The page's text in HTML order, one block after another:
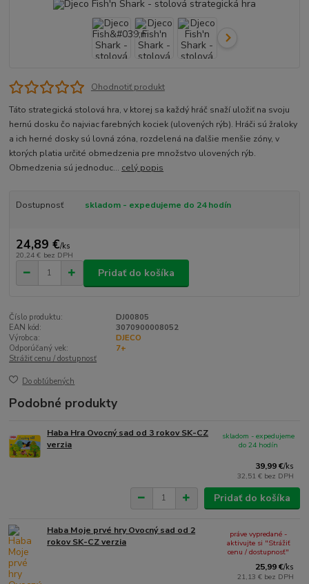
Ohodnotiť produkt
Táto strategická stolová hra, v ktorej sa každý hráč snaží uložiť na svoju
hernú dosku čo najviac farebných kociek (ulovených rýb). Hráči sú žraloky
a ich herné dosky sú lovná zóna, rozdelená na ďalšie menšie zóny, v
ktorých platia určité obmedzenia pre množstvo ulovených rýb.
Obmedzenia sú jednoduc... celý popis
Dostupnosť skladom - expedujeme do 24 hodín
24,89 €/ks
20,24 € bez DPH
Pridať do košíka
Číslo produktu:
DJ00805
EAN kód:
3070900008052
Výrobca:
DJECO
Odporúčaný vek:
7+
Strážiť cenu / dostupnosť
Do obľúbených
Podobné produkty
Haba Hra Ovocný sad od 3 rokov SK-CZ
verzia
39,99 €/ks
32,51 € bez DPH
skladom - expedujeme
do 24 hodín
Pridať do košíka
Haba Moje prvé hry Ovocný sad od 2
rokov SK-CZ verzia
25,99 €/ks
21,13 € bez DPH
práve vypredané -
aktivujte si "Strážiť
cenu / dostupnosť"